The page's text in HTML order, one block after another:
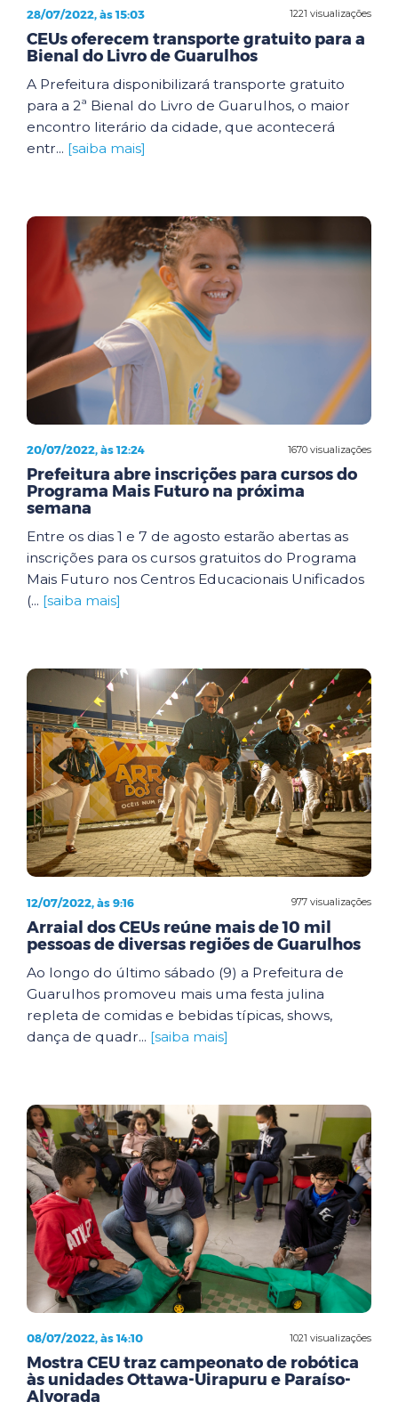
1221 visualizações
28/07/2022, às 15:03
CEUs oferecem transporte gratuito para a
Bienal do Livro de Guarulhos
A Prefeitura disponibilizará transporte gratuito
para a 2ª Bienal do Livro de Guarulhos, o maior
encontro literário da cidade, que acontecerá
entr... [saiba mais]
1670 visualizações
20/07/2022, às 12:24
Prefeitura abre inscrições para cursos do
Programa Mais Futuro na próxima
semana
Entre os dias 1 e 7 de agosto estarão abertas as
inscrições para os cursos gratuitos do Programa
Mais Futuro nos Centros Educacionais Unificados
(... [saiba mais]
977 visualizações
12/07/2022, às 9:16
Arraial dos CEUs reúne mais de 10 mil
pessoas de diversas regiões de Guarulhos
Ao longo do último sábado (9) a Prefeitura de
Guarulhos promoveu mais uma festa julina
repleta de comidas e bebidas típicas, shows,
dança de quadr... [saiba mais]
1021 visualizações
08/07/2022, às 14:10
Mostra CEU traz campeonato de robótica
às unidades Ottawa-Uirapuru e Paraíso-
Alvorada